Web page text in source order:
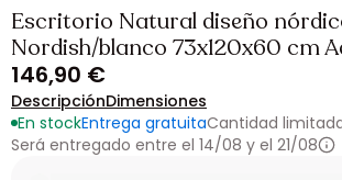
Escritorio Natural diseño
Nordish/blanco 73x120x60 cm
146,90 €
DescripciónDimensiones
En stockEntrega gratuitaCantidad
Será entregado entre el 14/08 y el 21/08